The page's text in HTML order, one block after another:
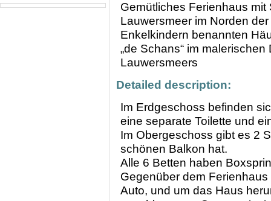
Gemütliches Ferienhaus
Lauwersmeer im Norden
Enkelkindern benannten
„de Schans“ im
Lauwersmeers
Detailed description:
Im Erdgeschoss befinden
eine separate Toilette und
Im Obergeschoss gibt es 2
schönen Balkon hat.
Alle 6 Betten haben
Gegenüber dem
Auto, und um das Haus